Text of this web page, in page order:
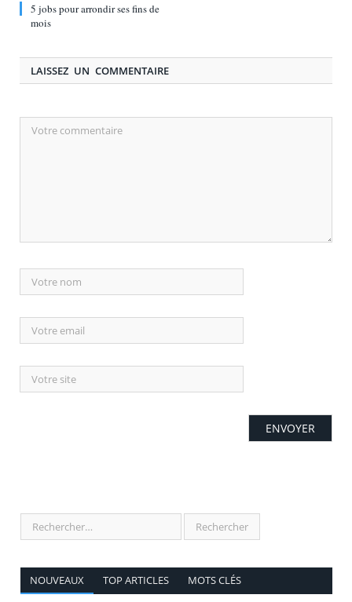
5 jobs pour arrondir ses fins de
mois
LAISSEZ UN COMMENTAIRE
NOUVEAUX TOP ARTICLES MOTS CLÉS